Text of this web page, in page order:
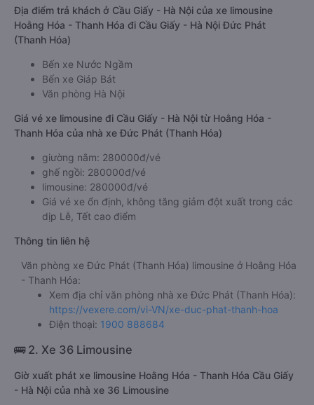
Địa điểm trả khách ở Cầu Giấy - Hà Nội của xe limousine
Hoằng Hóa - Thanh Hóa đi Cầu Giấy - Hà Nội Đức Phát
(Thanh Hóa)
Bến xe Nước Ngầm
Bến xe Giáp Bát
Văn phòng Hà Nội
Giá vé xe limousine đi Cầu Giấy - Hà Nội từ Hoằng Hóa -
Thanh Hóa của nhà xe Đức Phát (Thanh Hóa)
giường nằm: 280000đ/vé
ghế ngồi: 280000đ/vé
limousine: 280000đ/vé
Giá vé xe ổn định, không tăng giảm đột xuất trong các
dịp Lễ, Tết cao điểm
Thông tin liên hệ
Văn phòng xe Đức Phát (Thanh Hóa) limousine ở Hoằng Hóa
- Thanh Hóa:
Xem địa chỉ văn phòng nhà xe Đức Phát (Thanh Hóa):
https://vexere.com/vi-VN/xe-duc-phat-thanh-hoa
Điện thoại: 1900 888684
🚌 2. Xe 36 Limousine
Giờ xuất phát xe limousine Hoằng Hóa - Thanh Hóa Cầu Giấy
- Hà Nội của nhà xe 36 Limousine